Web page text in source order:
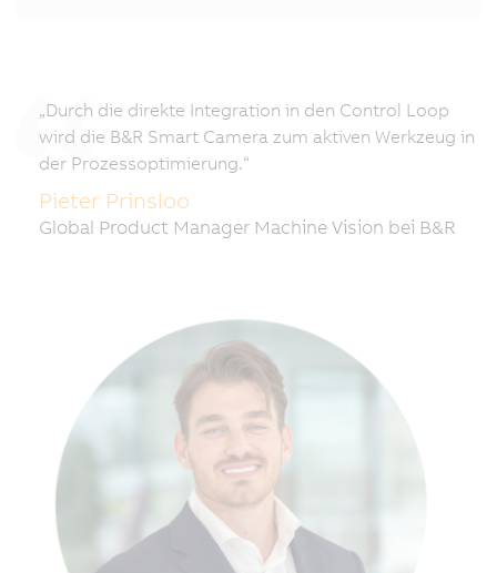
„Durch die direkte Integration in den Control Loop
wird die B&R Smart Camera zum aktiven Werkzeug in
der Prozessoptimierung.“
Pieter Prinsloo
Global Product Manager Machine Vision bei B&R